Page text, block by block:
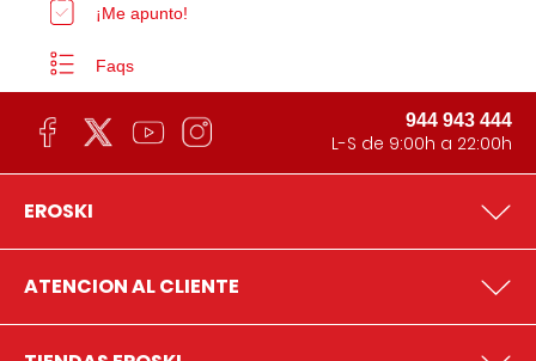
¡Me apunto!
Faqs
944 943 444
L-S de 9:00h a 22:00h
EROSKI
ATENCION AL CLIENTE